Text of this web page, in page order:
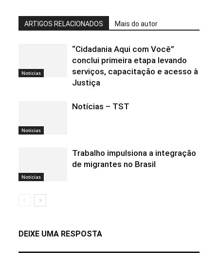
ARTIGOS RELACIONADOS Mais do autor
Noticias
“Cidadania Aqui com Você”
conclui primeira etapa levando
serviços, capacitação e acesso à
Justiça
Noticias
Notícias – TST
Noticias
Trabalho impulsiona a integração
de migrantes no Brasil
DEIXE UMA RESPOSTA